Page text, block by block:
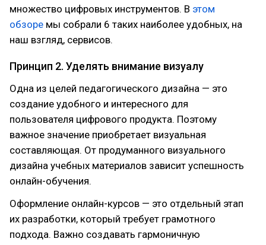
множество цифровых инструментов. В этом
обзоре мы собрали 6 таких наиболее удобных, на
наш взгляд, сервисов.
Принцип 2. Уделять внимание визуалу
Одна из целей педагогического дизайна — это
создание удобного и интересного для
пользователя цифрового продукта. Поэтому
важное значение приобретает визуальная
составляющая. От продуманного визуального
дизайна учебных материалов зависит успешность
онлайн-обучения.
Оформление онлайн-курсов — это отдельный этап
их разработки, который требует грамотного
подхода. Важно создавать гармоничную